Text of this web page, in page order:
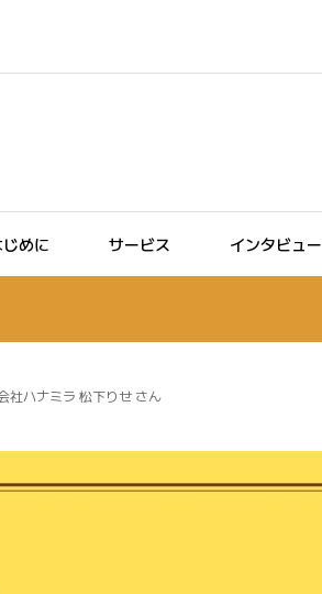
じめに サービス インタビュー
社ハナミラ 松下りせ さん